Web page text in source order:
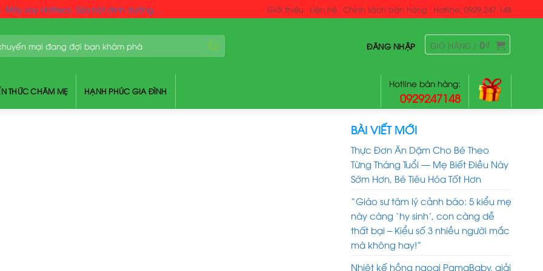
, Máy xay Hattiecs, Sữa bột dinh dưỡng,... Giới thiệu Liên hệ Chính sách bán hàng Hotline: 0929.247.148
ĐĂNG NHẬP GIỎ HÀNG / 0₫
THỨC CHĂM MẸ HẠNH PHÚC GIA ĐÌNH
Hotline bán hàng:
0929247148
BÀI VIẾT MỚI
Thực Đơn Ăn Dặm Cho Bé Theo
Từng Tháng Tuổi — Mẹ Biết Điều Này
Sớm Hơn, Bé Tiêu Hóa Tốt Hơn
“Giáo sư tâm lý cảnh báo: 5 kiểu mẹ
này càng ‘hy sinh’, con càng dễ
thất bại – Kiểu số 3 nhiều người mắc
mà không hay!”
Nhiệt kế hồng ngoại PamaBaby, giải